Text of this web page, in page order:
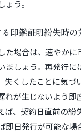
う。
印鑑証明紛失時の
た場合は、速やかに
ましょう。再発行に
失くしたことに気づ
れが生じないよう即
ば、契約日直前の紛
即日発行が可能な場